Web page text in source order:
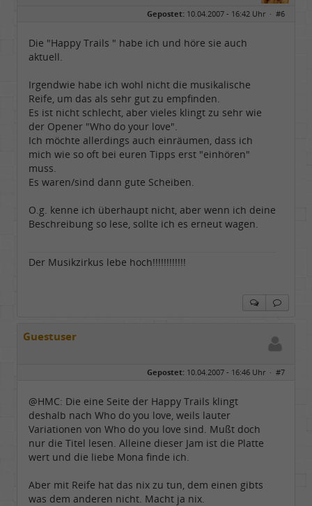
Beiträge:
17570
Dabei seit:
Gepostet: 10.04.2007 - 16:42 Uhr · #6
Die "Happy Trails " habe ich und höre sie auch
aktuell.
Irgendwie habe ich wohl nicht die musikalische
Reife, um das als sehr gut zu empfinden.
Es ist nicht schlecht, aber vieles klingt zu sehr wie
der Opener "Who do your love".
Ich möchte allerdings auch einräumen, dass ich
mich wie so oft bei euren Tipps erst "einhören"
muss.
Es waren/sind dann gute Scheiben.
O.g. kenne ich überhaupt nicht, aber wenn ich deine
Beschreibung so lese, sollte ich es erneut wagen.
Der Musikzirkus lebe hoch!!!!!!!!!!!!
Guestuser
Gepostet: 10.04.2007 - 16:46 Uhr · #7
@HMC: Die eine Seite der Happy Trails klingt
deshalb nach Who do you love, weils lauter
Variationen von Who do you love sind. Mußt doch
nur die Titel lesen. Alleine dieser Jam ist die Platte
wert und die liebe Mona finde ich.
Aber mit Reife hat das nix zu tun, dem einen gibts
was dem anderen nicht. Macht ja nix.